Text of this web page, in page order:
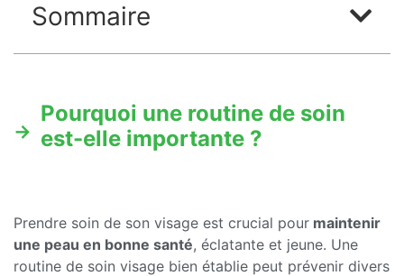
Sommaire
Pourquoi une routine de soin
est-elle importante ?
Prendre soin de son visage est crucial pour maintenir
une peau en bonne santé, éclatante et jeune. Une
routine de soin visage bien établie peut prévenir divers